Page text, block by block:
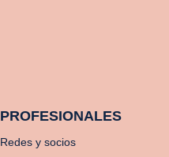
PROFESIONALES
Redes y socios